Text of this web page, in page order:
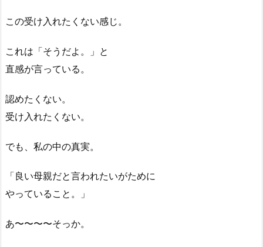
この受け入れたくない感じ。
これは「そうだよ。」と
直感が言っている。
認めたくない。
受け入れたくない。
でも、私の中の真実。
「良い母親だと言われたいがために
やっていること。」
あ〜〜〜〜そっか。